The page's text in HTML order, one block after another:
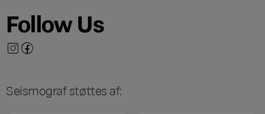
Follow Us
Seismograf støttes af: